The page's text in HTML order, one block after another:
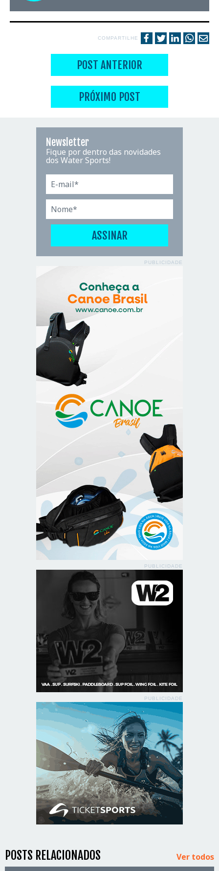
COMPARTILHE
POST ANTERIOR
PRÓXIMO POST
Newsletter
Fique por dentro das novidades
dos Water Sports!
PUBLICIDADE
PUBLICIDADE
PUBLICIDADE
POSTS RELACIONADOS Ver todos